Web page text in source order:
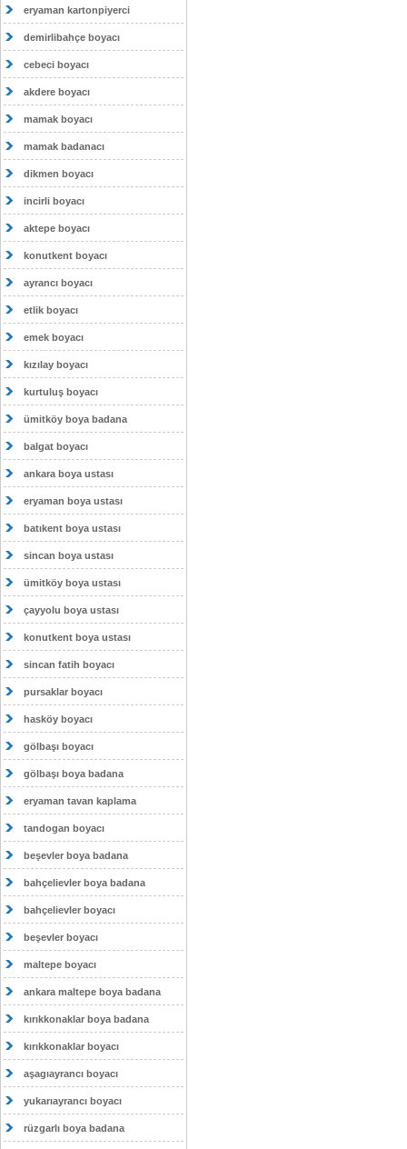
eryaman kartonpiyerci
demirlibahçe boyacı
cebeci boyacı
akdere boyacı
mamak boyacı
mamak badanacı
dikmen boyacı
incirli boyacı
aktepe boyacı
konutkent boyacı
ayrancı boyacı
etlik boyacı
emek boyacı
kızılay boyacı
kurtuluş boyacı
ümitköy boya badana
balgat boyacı
ankara boya ustası
eryaman boya ustası
batıkent boya ustası
sincan boya ustası
ümitköy boya ustası
çayyolu boya ustası
konutkent boya ustası
sincan fatih boyacı
pursaklar boyacı
hasköy boyacı
gölbaşı boyacı
gölbaşı boya badana
eryaman tavan kaplama
tandogan boyacı
beşevler boya badana
bahçelievler boya badana
bahçelievler boyacı
beşevler boyacı
maltepe boyacı
ankara maltepe boya badana
kırıkkonaklar boya badana
kırıkkonaklar boyacı
aşagıayrancı boyacı
yukarıayrancı boyacı
rüzgarlı boya badana